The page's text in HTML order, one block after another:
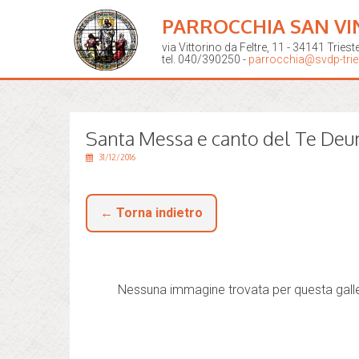
PARROCCHIA SAN
via Vittorino da Feltre, 11 - 34141
tel. 040/390250 - parrocchia@svdp-
Santa Messa e canto del Te
31/12/2016
← Torna indietro
Nessuna immagine trovata per questa